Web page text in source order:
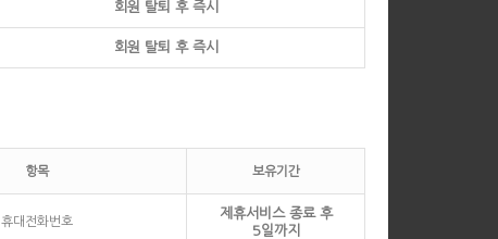
회원 탈퇴 후 즉시
회원 탈퇴 후 즉시
항목 보유기간
휴대전화번호
제휴서비스 종료 후
5일까지